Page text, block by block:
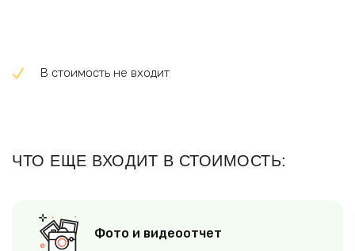
В стоимость не входит
ЧТО ЕЩЕ ВХОДИТ В СТОИМОСТЬ:
Фото и видеоотчет